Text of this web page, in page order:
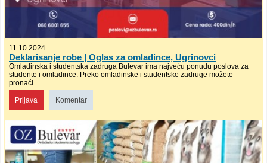
11.10.2024
Deklarisanje robe | Oglas za omladince, Ugrinovci
Omladinska i studentska zadruga Bulevar ima najveću ponudu poslova za
studente i omladince. Preko omladinske i studentske zadruge možete
pronaći ...
Prijava Komentar